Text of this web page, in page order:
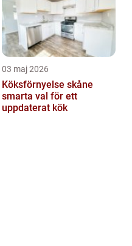
03 maj 2026
Köksförnyelse skåne
smarta val för ett
uppdaterat kök